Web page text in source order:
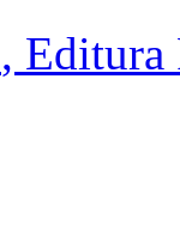
, Editura